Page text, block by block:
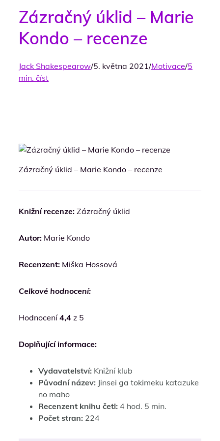
Zázračný úklid – Marie
Kondo – recenze
Jack Shakespearow/5. května 2021 /Motivace/5
min. číst
Zázračný úklid – Marie Kondo – recenze
Knižní recenze: Zázračný úklid
Autor: Marie Kondo
Recenzent: Miška Hossová
Celkové hodnocení:
Hodnocení4,4 z 5
Doplňující informace:
Vydavatelství: Knižní klub
Původní název: Jinsei ga tokimeku katazuke
no maho
Recenzent knihu četl: 4 hod. 5 min.
Počet stran: 224